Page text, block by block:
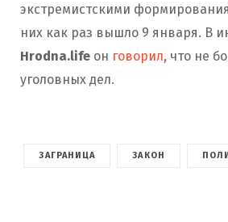
экстремистскими
них как раз вышло 9 января. В
Hrodna.life он говорил, что не
уголовных дел.
ЗАГРАНИЦА ЗАКОН